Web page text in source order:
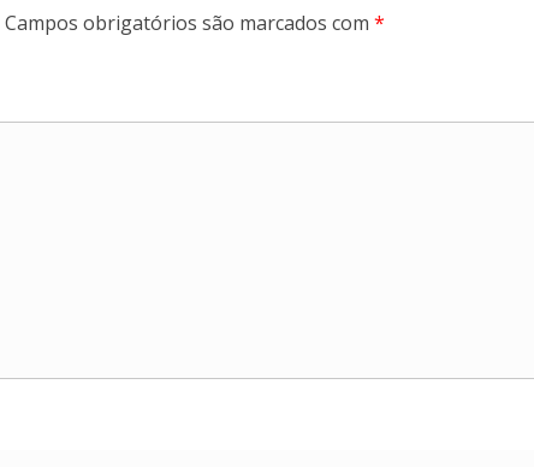
Campos obrigatórios são marcados com *